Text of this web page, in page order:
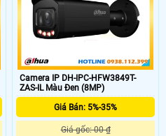
Camera IP DH-IPC-HFW3849T-
ZAS-IL Màu Đen (8MP)
Giá Bán: 5%-35%
Giá gốc: 00 ₫